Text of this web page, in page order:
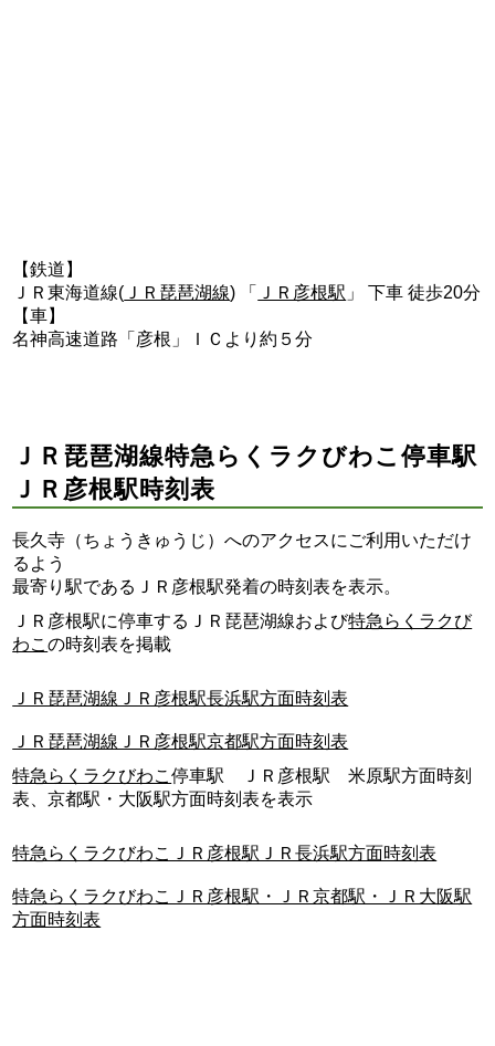
【鉄道】
ＪＲ東海道線( ＪＲ琵琶湖線) 「 ＪＲ彦根駅 」 下車 徒歩20分
【車】
名神高速道路「彦根」ＩＣより約５分
ＪＲ琵琶湖線特急らくラクびわこ停車駅
ＪＲ彦根駅時刻表
長久寺（ちょうきゅうじ）へのアクセスにご利用いただけ
るよう
最寄り駅であるＪＲ彦根駅発着の時刻表を表示。
ＪＲ彦根駅に停車するＪＲ琵琶湖線および特急らくラクび
わこの時刻表を掲載
ＪＲ琵琶湖線ＪＲ彦根駅長浜駅方面時刻表
ＪＲ琵琶湖線ＪＲ彦根駅京都駅方面時刻表
特急らくラクびわこ停車駅 ＪＲ彦根駅 米原駅方面時刻
表、京都駅・大阪駅方面時刻表を表示
特急らくラクびわこＪＲ彦根駅ＪＲ長浜駅方面時刻表
特急らくラクびわこＪＲ彦根駅・ＪＲ京都駅・ＪＲ大阪駅
方面時刻表